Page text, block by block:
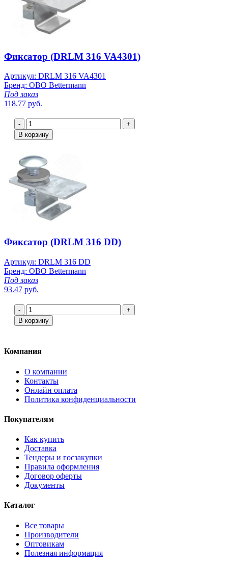
Фиксатор (DRLM 316 VA4301)
Артикул: DRLM 316 VA4301
Бренд: OBO Bettermann
Под заказ
118.77 руб.
-
+
В корзину
Фиксатор (DRLM 316 DD)
Артикул: DRLM 316 DD
Бренд: OBO Bettermann
Под заказ
93.47 руб.
-
+
В корзину
Компания
О компании
Контакты
Онлайн оплата
Политика конфиденциальности
Покупателям
Как купить
Доставка
Тендеры и госзакупки
Правила оформления
Договор оферты
Документы
Каталог
Все товары
Производители
Оптовикам
Полезная информация